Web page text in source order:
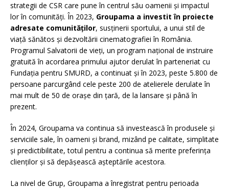
strategii de CSR care pune în centrul său oamenii și impactul
lor în comunități. În 2023, Groupama a investit în proiecte
adresate comunităților, susținerii sportului, a unui stil de
viață sănătos și dezvoltării cinematografiei în România.
Programul Salvatorii de vieți, un program național de instruire
gratuită în acordarea primului ajutor derulat în parteneriat cu
Fundația pentru SMURD, a continuat și în 2023, peste 5.800 de
persoane parcurgând cele peste 200 de atelierele derulate în
mai mult de 50 de orașe din țară, de la lansare și până în
prezent.
În 2024, Groupama va continua să investească în produsele și
serviciile sale, în oameni și brand, mizând pe calitate, simplitate
și predictibilitate, totul pentru a continua să merite preferința
clienților și să depășească așteptările acestora.
La nivel de Grup, Groupama a înregistrat pentru perioada